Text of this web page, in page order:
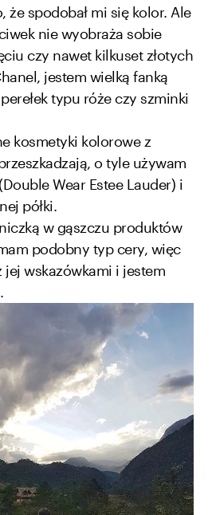
że spodobał mi się kolor. Ale
nie wyobraża sobie
czy nawet kilkuset złotych
jestem wielką fanką
typu róże czy szminki
kosmetyki kolorowe z
o tyle używam
Wear Estee Lauder) i
półki.
w gąszczu produktów
podobny typ cery, więc
wskazówkami i jestem